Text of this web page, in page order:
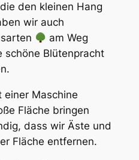
die den kleinen Hang
wir auch
am Weg
schöne Blütenpracht
einer Maschine
Fläche bringen
dass wir Äste und
Fläche entfernen.